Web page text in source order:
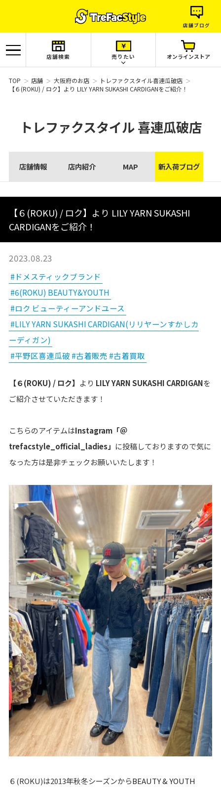
店舗ブログ
店舗検索 売りたい オンラインストア
TOP 店舗 大阪府のお店
トレファクスタイル喜連瓜破店
【６(ROKU) / ロク】より LILY YARN SUKASHI CARDIGANをご紹介！
トレファクスタイル喜連瓜破店
店舗情報 店内紹介 MAP 新入荷ブログ
【６(ROKU) / ロク】より LILY YARN SUKASHI
CARDIGANをご紹介！
2023.08.23
#ドメスティックブランド
#6(ROKU) BEAUTY&YOUTH
#ロク ビューティーアンドユース
#LILY YARN SUKASHI CARDIGAN(リリヤーンすかしカ
ーディガン)
#平野区喜連瓜破 #古着販売 #古着買取
【６(ROKU) / ロク】 より LILY YARN SUKASHI CARDIGANを
ご紹介させていただきます！
こちらのアイテムはInstagram「＠
trefacstyle_official_ladies」 に投稿しておりますので気に
なった方は是非チェックお願いいたします！
６(ROKU)は2013年秋冬シーズンからBEAUTY & YOUTH